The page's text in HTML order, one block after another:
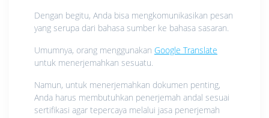
Dengan begitu, Anda bisa mengkomunikasikan pesan
yang serupa dari bahasa sumber ke bahasa sasaran.
Umumnya, orang menggunakan Google Translate
untuk menerjemahkan sesuatu.
Namun, untuk menerjemahkan dokumen penting,
Anda harus membutuhkan penerjemah andal sesuai
sertifikasi agar tepercaya melalui jasa penerjemah